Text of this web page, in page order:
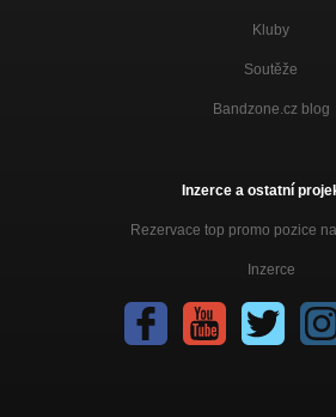
Kluby
Soutěže
Bandzone.cz blog
Inzerce a ostatní
Rezervace top promo pozice
Inzerce